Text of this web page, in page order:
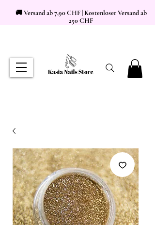
🚚 Versand ab 7,90 CHF | Kostenloser Versand ab
250 CHF